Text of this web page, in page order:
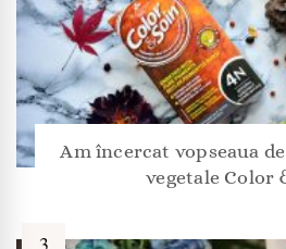
Am încercat vopseaua
vegetale Color